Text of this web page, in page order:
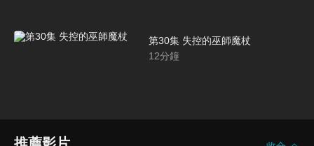
第30集 失控的巫師魔杖
12分鐘